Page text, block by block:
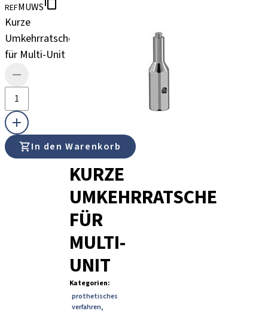
REFMUWS
Kurze
Umkehrratsche
für Multi-Unit
In den Warenkorb
KURZE
UMKEHRRATSCHE
FÜR
MULTI-
UNIT
Kategorien:
prothetisches
verfahren,